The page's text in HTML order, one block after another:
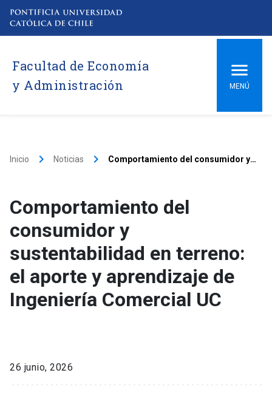
Facultad de Economía
y Administración
MENÚ
Inicio keyboard_arrow_right Noticias keyboard_arrow_right Comportamiento del consumidor y sustentabilidad en terreno: el aporte y aprendizaje de Ingeniería Comercial UC
Comportamiento del
consumidor y
sustentabilidad en terreno:
el aporte y aprendizaje de
Ingeniería Comercial UC
26 junio, 2026